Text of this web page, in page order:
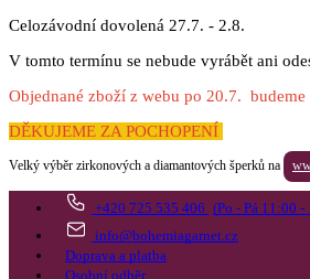
Celozávodní dovolená 27.7. - 2.8.
V tomto termínu se nebude vyrábět ani
Objednané zboží z webu po 20.7.
DĚKUJEME ZA POCHOPENÍ
Velký výběr zirkonových a diamantových šperků na
+420 725 535 406 (Po - Pá 11:00 -
info@bohemiagarnet.cz
Doprava a platba
Osobní odběr